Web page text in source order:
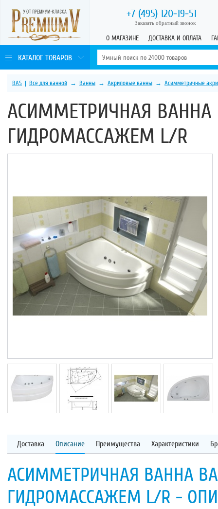
+7 (495) 120-19-51
Заказать обратный звонок
О МАГАЗИНЕ ДОСТАВКА И ОПЛАТА
КАТАЛОГ ТОВАРОВ
BAS | Все для ванной → Ванны → Акриловые ванны → Асимметричные
АСИММЕТРИЧНАЯ ВАННА
ГИДРОМАССАЖЕМ L/R
Доставка Описание Преимущества Характеристики
АСИММЕТРИЧНАЯ ВАННА
ГИДРОМАССАЖЕМ L/R -